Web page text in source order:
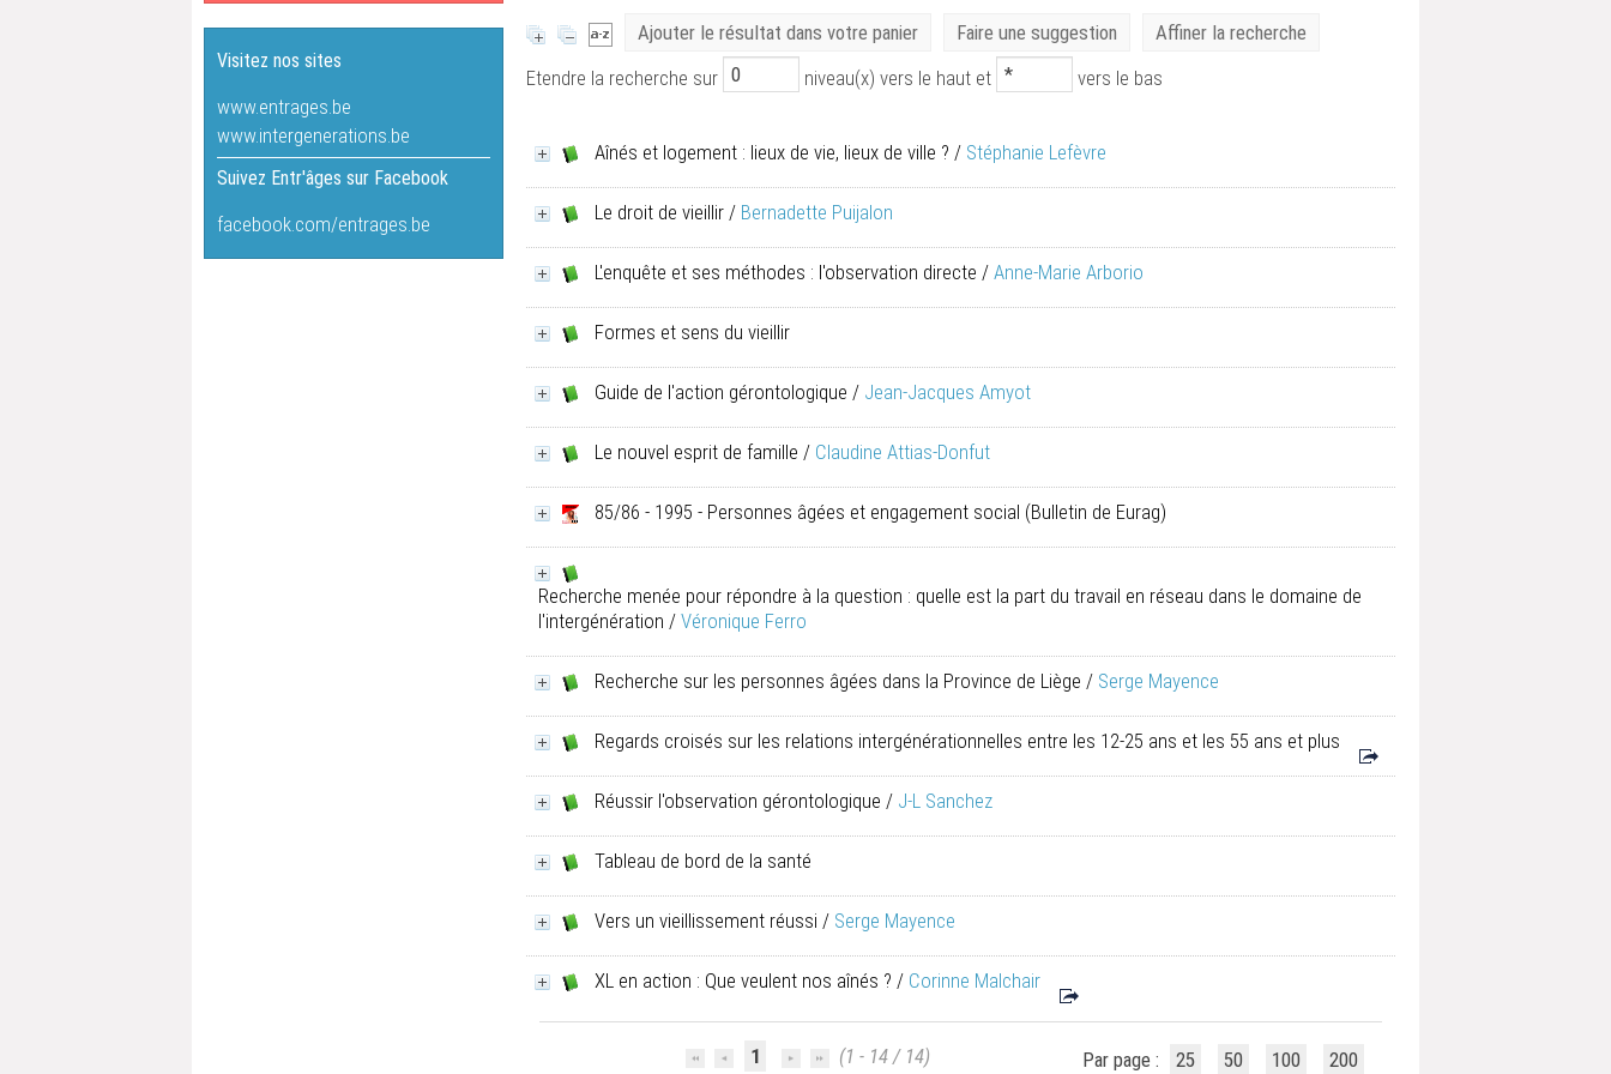
Ajouter le résultat dans votre panier Faire une suggestion
Affiner la recherche
Etendre la recherche sur
niveau(x) vers le haut et vers le bas
Aînés et logement : lieux de vie, lieux de ville ? / Stéphanie Lefèvre
Le droit de vieillir / Bernadette Puijalon
L'enquête et ses méthodes : l'observation directe / Anne-Marie Arborio
Formes et sens du vieillir
Guide de l'action gérontologique / Jean-Jacques Amyot
Le nouvel esprit de famille / Claudine Attias-Donfut
85/86 - 1995 - Personnes âgées et engagement social (Bulletin de Eurag)
Recherche menée pour répondre à la question : quelle est la part du travail en réseau dans le domaine de
l'intergénération / Véronique Ferro
Recherche sur les personnes âgées dans la Province de Liège / Serge Mayence
Regards croisés sur les relations intergénérationnelles entre les 12-25 ans et les 55 ans et plus
Réussir l'observation gérontologique / J-L Sanchez
Tableau de bord de la santé
Vers un vieillissement réussi / Serge Mayence
XL en action : Que veulent nos aînés ? / Corinne Malchair
1 (1 - 14 / 14) Par page : 25 50 100 200
Visitez nos sites
www.entrages.be
www.intergenerations.be
Suivez Entr'âges sur Facebook
facebook.com/entrages.be